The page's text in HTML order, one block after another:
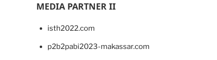
MEDIA PARTNER II
isth2022.com
p2b2pabi2023-makassar.com